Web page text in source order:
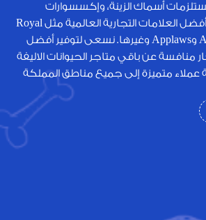
أسماك الزينة، وإكسسوارات
الحيوانات الأليفة من أفضل العلامات التجارية العالمية مثل Royal
Canin وJosera وAcana وApplaws وغيرها. نسعى لتوفير أفضل
عن باقي متاجر الحيوانات الاليفة
متميزة إلى جميع مناطق المملكة